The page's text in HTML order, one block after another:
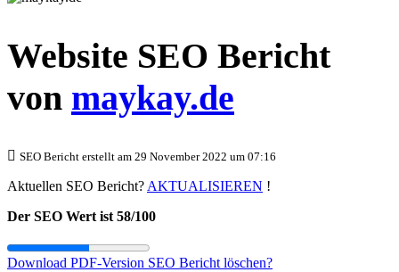
Website SEO Bericht
von maykay.de
SEO Bericht erstellt am 29 November 2022 um 07:16
Aktuellen SEO Bericht? AKTUALISIEREN !
Der SEO Wert ist 58/100
Download PDF-Version SEO Bericht löschen?